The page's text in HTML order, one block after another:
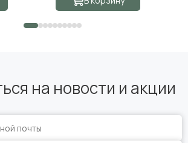
на новости и акции